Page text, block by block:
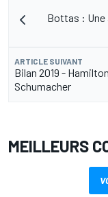
Bottas : Une
ARTICLE SUIVANT
Bilan 2019 -
Schumacher
MEILLEURS